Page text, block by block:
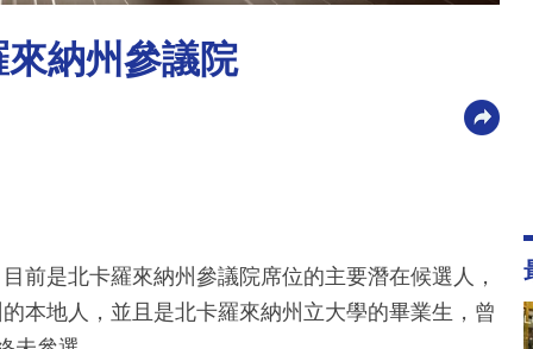
納州參議院
前是北卡羅來納州參議院席位的主要潛在候選人，
本地人，並且是北卡羅來納州立大學的畢業生，曾